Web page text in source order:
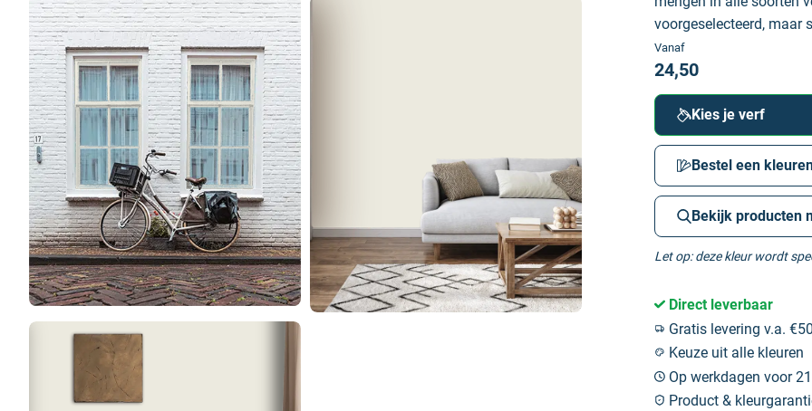
voorgeselecteerd, maar
Vanaf
24,50
Kies je verf
Bestel een
Bekijk producten
Let op: deze kleur wordt
Direct leverbaar
Gratis levering v.a.
Keuze uit alle kleuren
Op werkdagen voor
Product &